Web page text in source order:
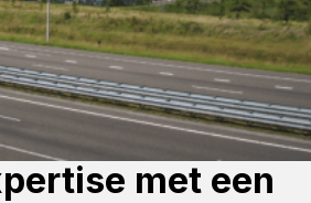
met een